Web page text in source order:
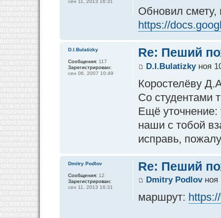
Обновил смету,
https://
Re: Пеший
D.I.Bulatizkyноя
Коростелёву
Со студентами
Ещё
наши с тобой
исправь,
D.I.Bulatizky
Сообщения: 117
Зарегистрирован:
сен 06, 2007 10:49
Re: Пеший
Dmitry Podlovноя
маршрут:
Dmitry Podlov
Сообщения: 12
Зарегистрирован:
сен 11, 2013 16:31